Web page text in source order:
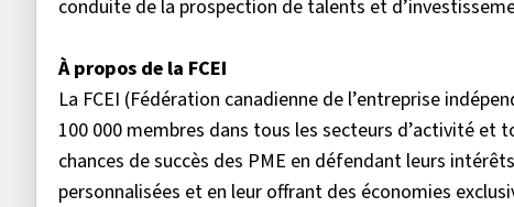
conduite de la prospection de talents et
À propos de la FCEI
La FCEI (Fédération canadienne de l’entreprise
100 000 membres dans tous les secteurs d’activité et
chances de succès des PME en défendant leurs
personnalisées et en leur offrant des économies